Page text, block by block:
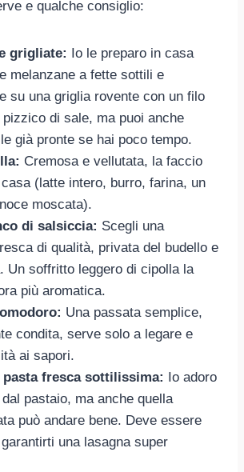
e qualche consiglio:
grigliate: Io le preparo in casa
melanzane a fette sottili e
su una griglia rovente con un filo
pizzico di sale, ma puoi anche
già pronte se hai poco tempo.
Cremosa e vellutata, la faccio
(latte intero, burro, farina, un
moscata).
di salsiccia: Scegli una
di qualità, privata del budello e
Un soffritto leggero di cipolla la
più aromatica.
Una passata semplice,
condita, serve solo a legare e
ai sapori.
fresca sottilissima: Io adoro
pastaio, ma anche quella
può andare bene. Deve essere
una lasagna super